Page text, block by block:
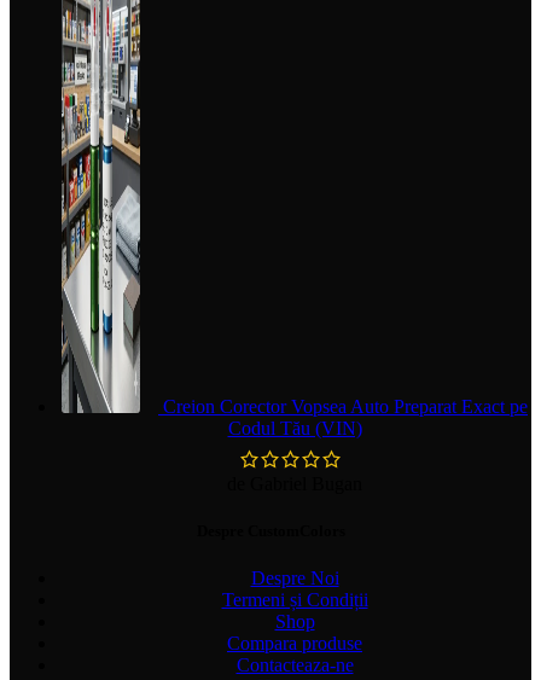
Creion Corector Vopsea Auto Preparat Exact pe
Codul Tău (VIN)
Despre Noi
Termeni și Condiții
Shop
Compara produse
Contacteaza-ne